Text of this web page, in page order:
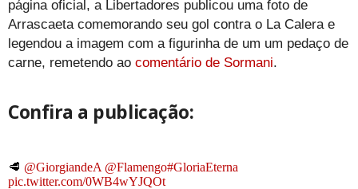
página oficial, a Libertadores publicou uma foto de
Arrascaeta comemorando seu gol contra o La Calera e
legendou a imagem com a figurinha de um um pedaço de
carne, remetendo ao comentário de Sormani.
Confira a publicação:
🥩 @GiorgiandeA @Flamengo#GloriaEterna
pic.twitter.com/0WB4wYJQOt